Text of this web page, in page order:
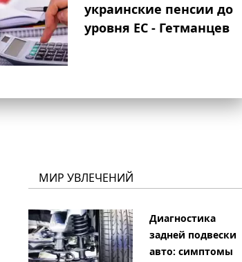
украинские пенсии до
уровня ЕС - Гетманцев
МИР УВЛЕЧЕНИЙ
Диагностика
задней подвески
авто: симптомы